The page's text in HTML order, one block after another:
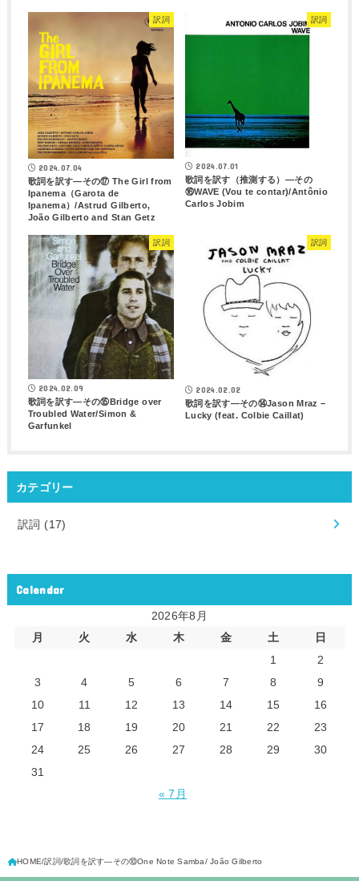
訳詞
2024.07.04
歌詞を訳す―その⑰ The Girl from
Ipanema（Garota de
Ipanema）/Astrud Gilberto,
João Gilberto and Stan Getz
訳詞
2024.07.01
歌詞を訳す（推測する）―その
⑯WAVE (Vou te contar)/Antônio
Carlos Jobim
訳詞
2024.02.09
歌詞を訳す―その⑮Bridge over
Troubled Water/Simon &
Garfunkel
訳詞
2024.02.02
歌詞を訳す―その⑭Jason Mraz –
Lucky (feat. Colbie Caillat)
カテゴリー
訳詞 (17)
Calendar
2026年8月
月
火 水 木 金 土
日
1
2
3
4 5 6 7 8
9
10
11 12 13 14 15
16
17
18 19 20 21 22
23
24
25 26 27 28 29
30
31
« 7月
HOME 訳詞 歌詞を訳す―その⑩One Note Samba/ João Gilberto